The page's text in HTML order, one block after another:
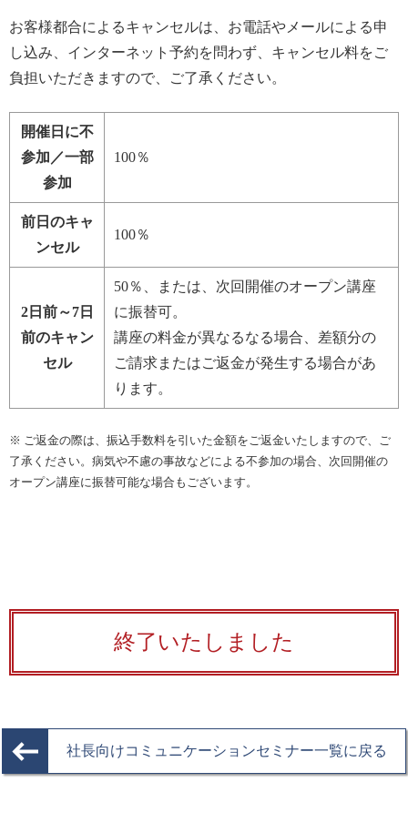
お客様都合によるキャンセルは、お電話やメールによる申
し込み、インターネット予約を問わず、キャンセル料をご
負担いただきますので、ご了承ください。
開催日に不
参加／一部
参加
100％
前日のキャ
ンセル
100％
2日前～7日
前のキャン
セル
50％、または、次回開催のオープン講座
に振替可。
講座の料金が異なるなる場合、差額分の
ご請求またはご返金が発生する場合があ
ります。
※ ご返金の際は、振込手数料を引いた金額をご返金いたしますので、ご
了承ください。病気や不慮の事故などによる不参加の場合、次回開催の
オープン講座に振替可能な場合もございます。
終了いたしました
社長向けコミュニケーションセミナー一覧に戻る